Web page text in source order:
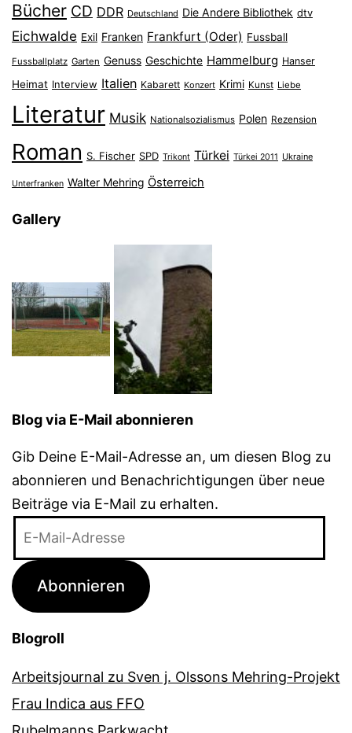
Bücher CD DDR Deutschland Die Andere Bibliothek dtv
Eichwalde Exil Franken Frankfurt (Oder) Fussball
Fussballplatz Garten Genuss Geschichte Hammelburg Hanser
Heimat Interview Italien Kabarett Konzert Krimi Kunst Liebe
Literatur Musik Nationalsozialismus Polen Rezension
Roman S. Fischer SPD Trikont Türkei Türkei 2011 Ukraine
Unterfranken Walter Mehring Österreich
Gallery
Blog via E-Mail abonnieren
Gib Deine E-Mail-Adresse an, um diesen Blog zu
abonnieren und Benachrichtigungen über neue
Beiträge via E-Mail zu erhalten.
Adresse
Abonnieren
Blogroll
Arbeitsjournal zu Sven j. Olssons Mehring-Projekt
Frau Indica aus FFO